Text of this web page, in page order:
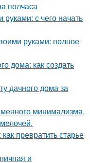
полчаса
с чего начать
руками: полное
дома: как создать
дачного дома за
минимализма,
превратить старье
и